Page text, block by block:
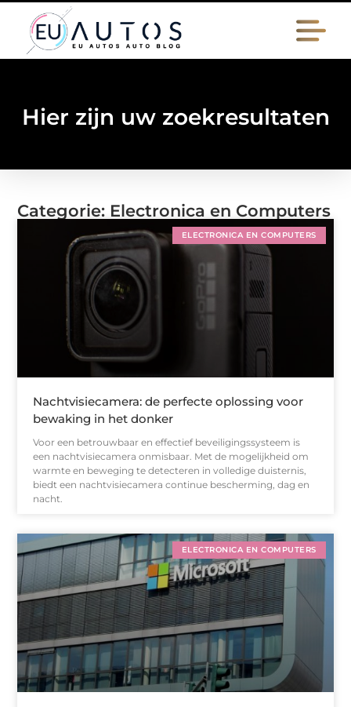
Hier zijn uw zoekresultaten
Categorie: Electronica en Computers
ELECTRONICA EN COMPUTERS
Nachtvisiecamera: de perfecte oplossing voor
bewaking in het donker
Voor een betrouwbaar en effectief beveiligingssysteem is
een nachtvisiecamera onmisbaar. Met de mogelijkheid om
warmte en beweging te detecteren in volledige duisternis,
biedt een nachtvisiecamera continue bescherming, dag en
nacht.
ELECTRONICA EN COMPUTERS